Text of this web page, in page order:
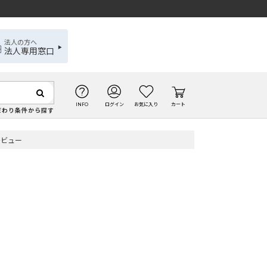
法人の方へ
法人専用窓口
わり条件から探す
INFO ログイン お気に入り カート
ュー